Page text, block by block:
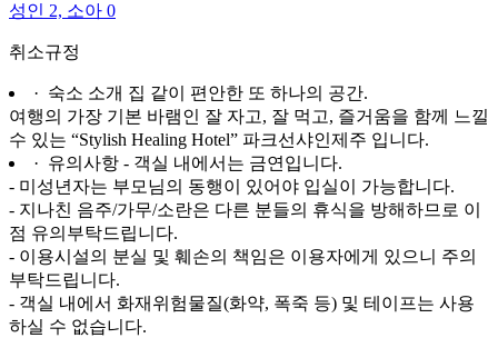
성인 2, 소아 0
취소규정
· 숙소 소개 집 같이 편안한 또 하나의 공간.
여행의 가장 기본 바램인 잘 자고, 잘 먹고, 즐거움을 함께 느낄
수 있는 “Stylish Healing Hotel” 파크선샤인제주 입니다.
· 유의사항 - 객실 내에서는 금연입니다.
- 미성년자는 부모님의 동행이 있어야 입실이 가능합니다.
- 지나친 음주/가무/소란은 다른 분들의 휴식을 방해하므로 이
점 유의부탁드립니다.
- 이용시설의 분실 및 훼손의 책임은 이용자에게 있으니 주의
부탁드립니다.
- 객실 내에서 화재위험물질(화약, 폭죽 등) 및 테이프는 사용
하실 수 없습니다.